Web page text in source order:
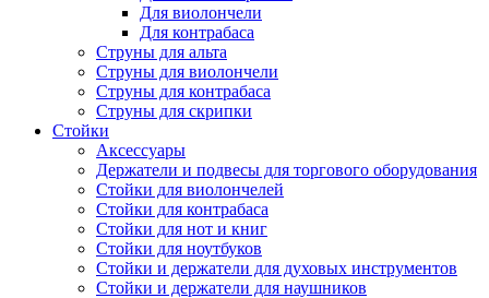
Для виолончели
Для контрабаса
Струны для альта
Струны для виолончели
Струны для контрабаса
Струны для скрипки
Стойки
Аксессуары
Держатели и подвесы для торгового оборудования
Стойки для виолончелей
Стойки для контрабаса
Стойки для нот и книг
Стойки для ноутбуков
Стойки и держатели для духовых инструментов
Стойки и держатели для наушников